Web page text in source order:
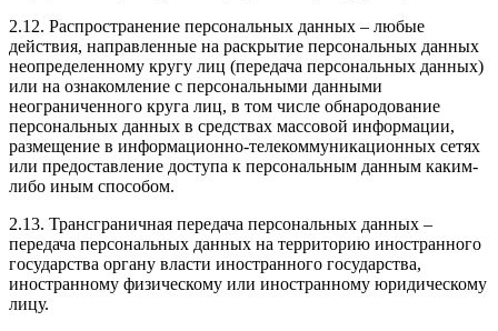
2.12. Распространение персональных данных – любые
действия, направленные на раскрытие персональных данных
неопределенному кругу лиц (передача персональных данных)
или на ознакомление с персональными данными
неограниченного круга лиц, в том числе обнародование
персональных данных в средствах массовой информации,
размещение в информационно-телекоммуникационных сетях
или предоставление доступа к персональным данным каким-
либо иным способом.
2.13. Трансграничная передача персональных данных –
передача персональных данных на территорию иностранного
государства органу власти иностранного государства,
иностранному физическому или иностранному юридическому
лицу.